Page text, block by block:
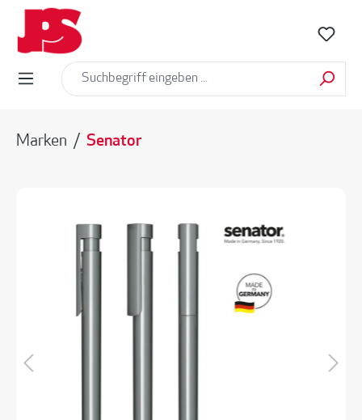
springen
Marken / Senator